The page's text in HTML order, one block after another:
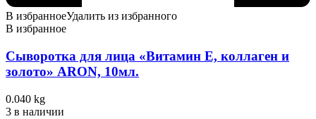
В избранноеУдалить из избранного
В избранное
Сыворотка для лица «Витамин Е, коллаген и
золото» ARON, 10мл.
0.040 kg
3 в наличии